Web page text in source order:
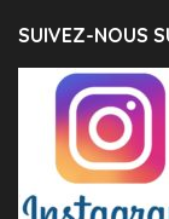
SUIVEZ-NOUS